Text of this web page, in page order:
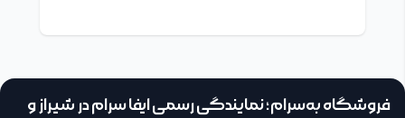
فروشگاه به‌سرام؛ نمایندگی رسمی ایفا سرام در شیراز و